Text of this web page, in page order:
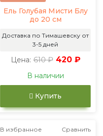
Ель Голубая Мисти Блу
до 20 см
Доставка по Тимашевску от
3-5 дней
Цена: 610 ₽ 420 ₽
В наличии
Купить
В избранное Сравнить